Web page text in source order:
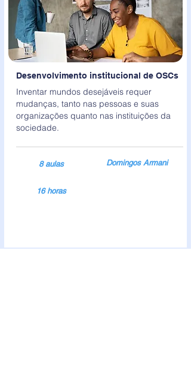
Desenvolvimento institucional de OSCs
Inventar mundos desejáveis requer
mudanças, tanto nas pessoas e suas
organizações quanto nas instituições da
sociedade.
8 aulas Domingos Armani
16 horas